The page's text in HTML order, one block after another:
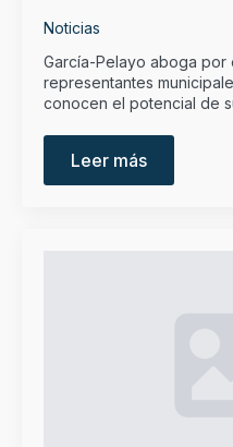
Noticias
García-Pelayo aboga por
representantes
conocen el potencial de
Leer más